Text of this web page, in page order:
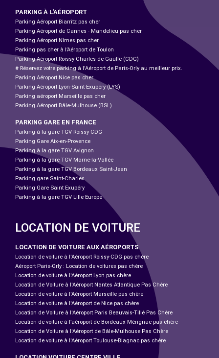
PARKING À L'AÉROPORT
Parking Aéroport Biarritz pas cher
Parking Aéroport de Cannes - Mandelieu pas cher
Parking Aéroport Nîmes pas cher
Parking pas cher à l’Aéroport de Toulon
Parking Aéroport Roissy-Charles de Gaulle (CDG)
# Réservez votre parking à l'Aéroport de Paris-Orly au meilleur prix.
Parking Aéroport Nice pas cher
Parking Aéroport Lyon-Saint-Exupéry (LYS)
Parking aéroport Marseille pas cher
Parking Aéroport Bâle-Mulhouse (BSL)
PARKING GARE EN FRANCE
Parking à la gare TGV Roissy-CDG
Parking Gare Aix-en-Provence
Parking à la gare TGV Avignon
Parking à la gare TGV Marne-la-Vallée
Parking à la gare TGV Bordeaux Saint-Jean
Parking gare Saint-Charles
Parking Gare Saint Exupéry
Parking à la gare TGV Lille Europe
LOCATION DE VOITURE
LOCATION DE VOITURE AUX AÉROPORTS
Location de voiture à l'Aéroport Roissy-CDG pas chère
Aéroport Paris-Orly : Location de voitures pas chère
Location de voiture à l'Aéroport Lyon pas chère
Location de Voiture à l'Aéroport Nantes Atlantique Pas Chère
Location de voiture à l'Aéroport Marseille pas chère
Location de voiture à l'Aéroport de Nice pas chère
Location de Voiture à l'Aéroport Paris Beauvais-Tillé Pas Chère
Location de voiture à l’aéroport de Bordeaux-Mérignac pas chère
Location de Voiture à l'Aéroport de Bâle-Mulhouse Pas Chère
Location de voiture à l'Aéroport Toulouse-Blagnac pas chère